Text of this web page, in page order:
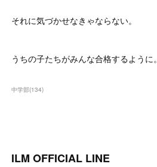
それに気づかせなきゃならない。
うちの子たちがみんな合格するように。
中学部(134)
ILM OFFICIAL LINE